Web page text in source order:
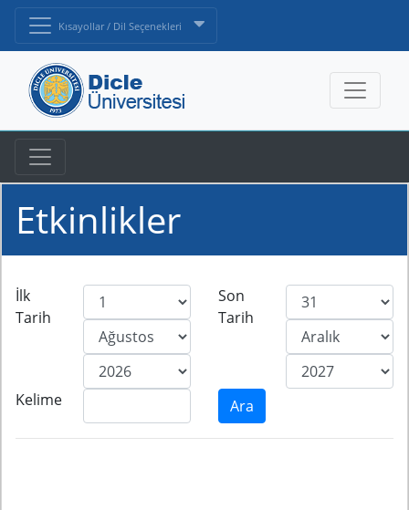
Kısayollar / Dil Seçenekleri
Etkinlikler
İlk
Tarih
Son
Tarih
Kelime